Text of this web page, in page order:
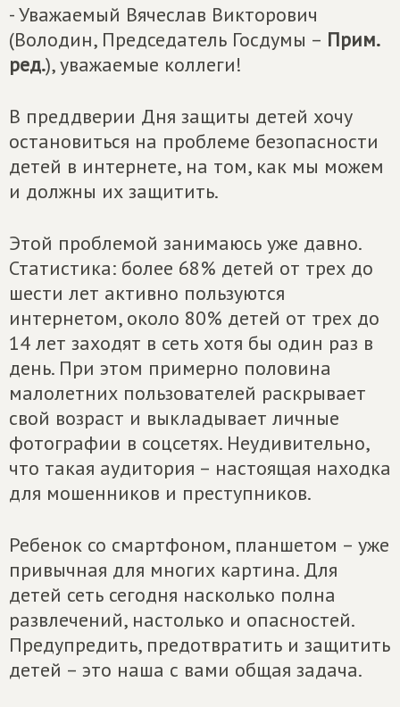
- Уважаемый Вячеслав Викторович
(Володин, Председатель Госдумы – Прим.
ред.), уважаемые коллеги!
В преддверии Дня защиты детей хочу
остановиться на проблеме безопасности
детей в интернете, на том, как мы можем
и должны их защитить.
Этой проблемой занимаюсь уже давно.
Статистика: более 68% детей от трех до
шести лет активно пользуются
интернетом, около 80% детей от трех до
14 лет заходят в сеть хотя бы один раз в
день. При этом примерно половина
малолетних пользователей раскрывает
свой возраст и выкладывает личные
фотографии в соцсетях. Неудивительно,
что такая аудитория – настоящая находка
для мошенников и преступников.
Ребенок со смартфоном, планшетом – уже
привычная для многих картина. Для
детей сеть сегодня насколько полна
развлечений, настолько и опасностей.
Предупредить, предотвратить и защитить
детей – это наша с вами общая задача.